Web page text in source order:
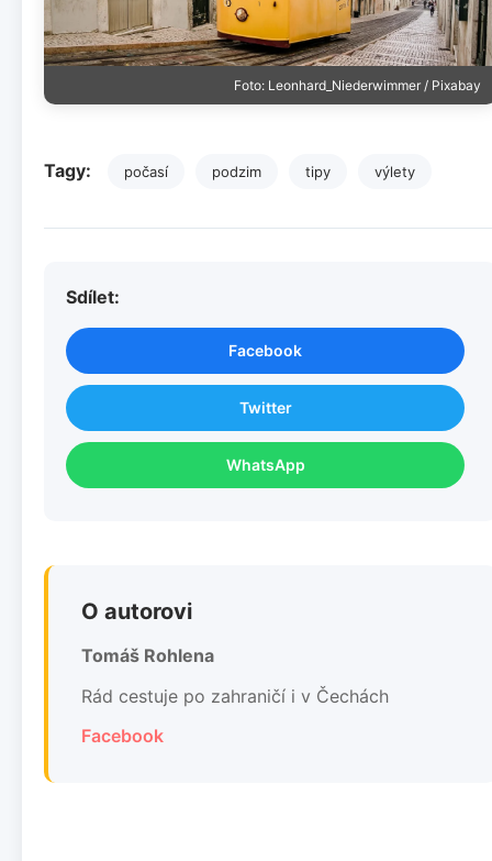
Foto: Leonhard_Niederwimmer / Pixabay
Tagy: počasí podzim tipy výlety
Sdílet:
Facebook
Twitter
WhatsApp
O autorovi
Tomáš Rohlena
Rád cestuje po zahraničí i v Čechách
Facebook